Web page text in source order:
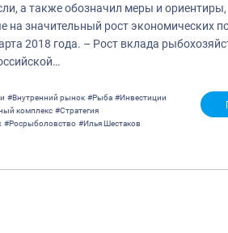
а также обозначил меры и ориентиры,
на значительный рост экономических
2018 года. – Рост вклада
#Внутренний рынок #Рыба #Инвестиции
комплекс #Стратегия
#Росрыболовство #Илья Шестаков